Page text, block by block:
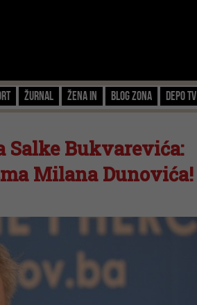
Žurnal Žena IN Blog zona Depo TV
Salke Bukvarevića:
Milana Dunovića!